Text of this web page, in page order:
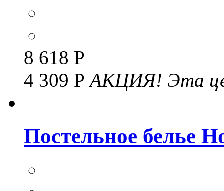
8 618 Р
4 309 РАКЦИЯ! Эта
Постельное белье